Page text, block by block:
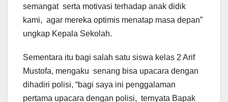
semangat serta motivasi terhadap anak didik
kami, agar mereka optimis menatap masa depan”
ungkap Kepala Sekolah.
Sementara itu bagi salah satu siswa kelas 2 Arif
Mustofa, mengaku senang bisa upacara dengan
dihadiri polisi, “bagi saya ini penggalaman
pertama upacara dengan polisi, ternyata Bapak